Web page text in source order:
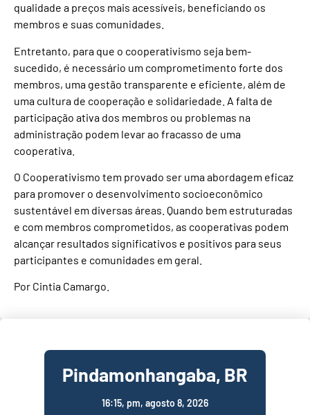
qualidade a preços mais acessíveis, beneficiando os
membros e suas comunidades.
Entretanto, para que o cooperativismo seja bem-
sucedido, é necessário um comprometimento forte dos
membros, uma gestão transparente e eficiente, além de
uma cultura de cooperação e solidariedade. A falta de
participação ativa dos membros ou problemas na
administração podem levar ao fracasso de uma
cooperativa.
O Cooperativismo tem provado ser uma abordagem eficaz
para promover o desenvolvimento socioeconômico
sustentável em diversas áreas. Quando bem estruturadas
e com membros comprometidos, as cooperativas podem
alcançar resultados significativos e positivos para seus
participantes e comunidades em geral.
Por Cintia Camargo.
Pindamonhangaba, BR
16:15, pm, agosto 8, 2026